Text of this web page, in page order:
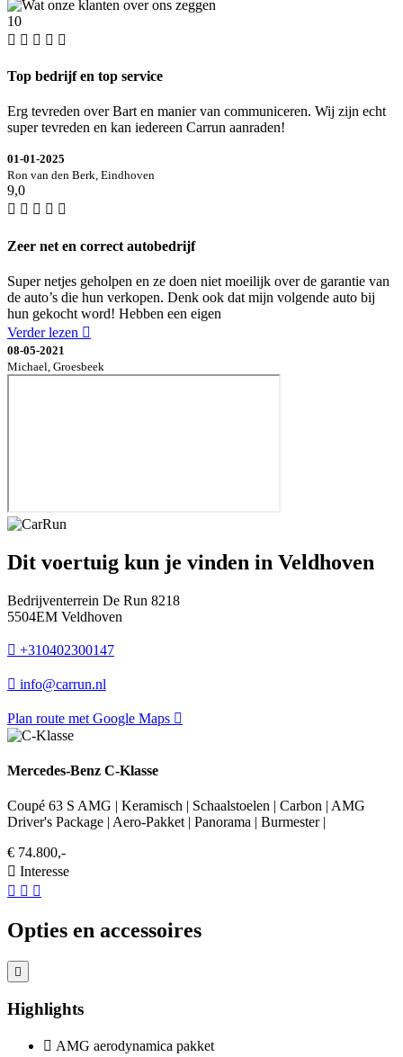
10
Top bedrijf en top service
Erg tevreden over Bart en manier van communiceren. Wij zijn echt
super tevreden en kan iedereen Carrun aanraden!
01-01-2025
Ron van den Berk, Eindhoven
9,0
Zeer net en correct autobedrijf
Super netjes geholpen en ze doen niet moeilijk over de garantie van
de auto’s die hun verkopen. Denk ook dat mijn volgende auto bij
hun gekocht word! Hebben een eigen
Verder lezen
08-05-2021
Michael, Groesbeek
Dit voertuig kun je vinden in Veldhoven
Bedrijventerrein De Run 8218
5504EM Veldhoven
+310402300147
info@carrun.nl
Plan route met Google Maps
Mercedes-Benz C-Klasse
Coupé 63 S AMG | Keramisch | Schaalstoelen | Carbon | AMG
Driver's Package | Aero-Pakket | Panorama | Burmester |
€ 74.800,-
Interesse
Opties en accessoires
Highlights
AMG aerodynamica pakket